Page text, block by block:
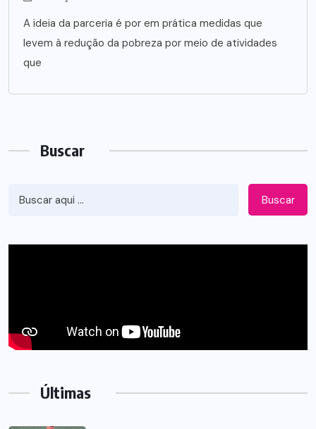
A ideia da parceria é por em prática medidas que
levem à redução da pobreza por meio de atividades
que
Buscar
Buscar
Últimas